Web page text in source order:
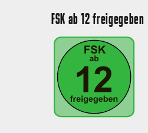
FSK ab 12 freigegeben